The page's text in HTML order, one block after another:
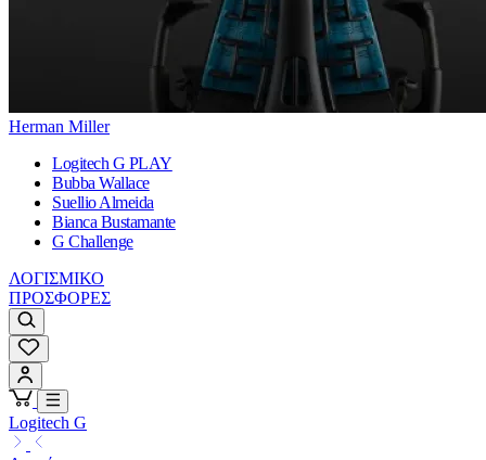
Herman Miller
Logitech G PLAY
Bubba Wallace
Suellio Almeida
Bianca Bustamante
G Challenge
ΛΟΓΙΣΜΙΚΟ
ΠΡΟΣΦΟΡΕΣ
Logitech G